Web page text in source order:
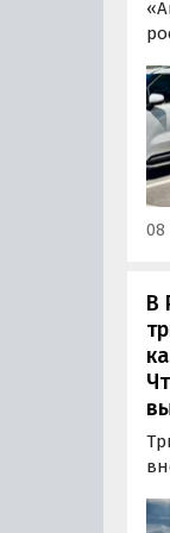
08
В